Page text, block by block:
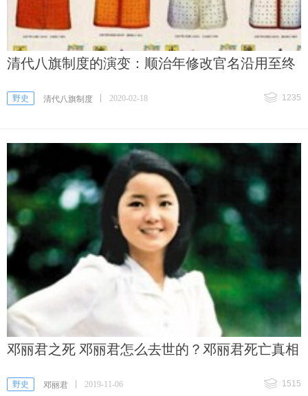
清代八旗制度的演变：顺治年修改官名沿用至终
野史 清代八旗制度 2020-02-18 1235
邓丽君之死 邓丽君怎么去世的？邓丽君死亡真相
野史 邓丽君 2019-11-06 1515